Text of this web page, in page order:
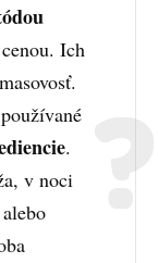
Ich
.
v noci